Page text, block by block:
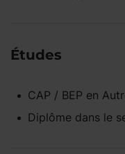
Études
CAP / BEP en
Diplôme dans le